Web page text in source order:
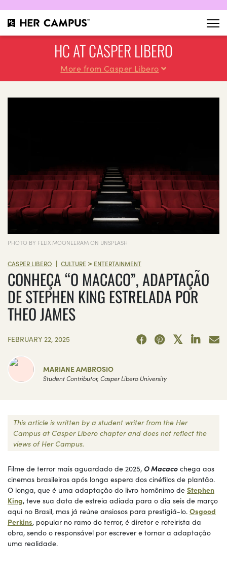
HC AT CASPER LIBERO
More from Casper Libero
PHOTO BY FELIX MOONEERAM ON UNSPLASH
CASPER LIBERO | CULTURE > ENTERTAINMENT
CONHEÇA “O MACACO”, ADAPTAÇÃO
DE STEPHEN KING ESTRELADA POR
THEO JAMES
FEBRUARY 22, 2025
MARIANE AMBROSIO
Student Contributor, Casper Libero University
This article is written by a student writer from the Her
Campus at Casper Libero chapter and does not reflect the
views of Her Campus.
Filme de terror mais aguardado de 2025, O Macaco chega aos
cinemas brasileiros após longa espera dos cinéfilos de plantão.
O longa, que é uma adaptação do livro homônimo de Stephen
King, teve sua data de estreia adiada para o dia seis de março
aqui no Brasil, mas já reúne ansiosos para prestigiá-lo. Osgood
Perkins, popular no ramo do terror, é diretor e roteirista da
obra, sendo o responsável por escrever e tornar a adaptação
uma realidade.